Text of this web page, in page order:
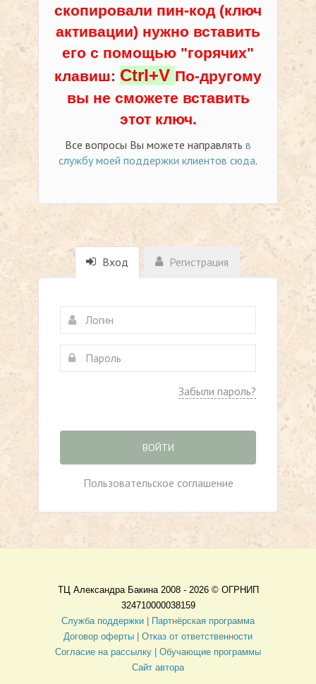
скопировали пин-код (ключ
активации) нужно вставить
его с помощью "горячих"
клавиш: Ctrl+V По-другому
вы не сможете вставить
этот ключ.
Все вопросы Вы можете направлять в
службу моей поддержки клиентов сюда.
Вход Регистрация
Забыли пароль?
ВОЙТИ
Пользовательское соглашение
ТЦ Александра Бакина 2008 - 2026 © ОГРНИП
324710000038159
Служба поддержки |
Партнёрская программа
Договор оферты
| Отказ от ответственности
Согласие на рассылку | Обучающие программы
Сайт автора